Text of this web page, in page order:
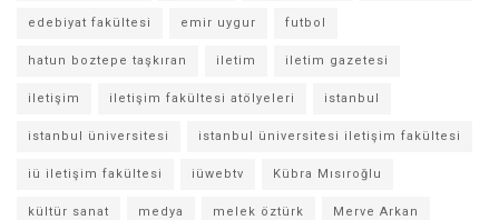
edebiyat fakültesi emir uygur futbol
hatun boztepe taşkıran iletim iletim gazetesi
iletişim iletişim fakültesi atölyeleri istanbul
istanbul üniversitesi istanbul üniversitesi iletişim fakültesi
iü iletişim fakültesi iüwebtv Kübra Mısıroğlu
kültür sanat medya melek öztürk Merve Arkan